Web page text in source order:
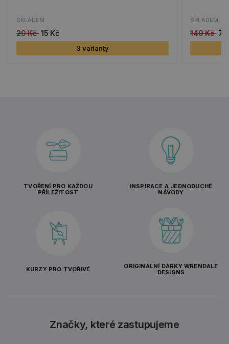
SKLADEM
29 Kč 15 Kč
3 varianty
SKLADEM
149 Kč 75
TVOŘENÍ PRO KAŽDOU
PŘÍLEŽITOST
INSPIRACE A JEDNODUCHÉ
NÁVODY
KURZY PRO TVOŘIVÉ
ORIGINÁLNÍ DÁRKY WRENDALE
DESIGNS
Značky, které zastupujeme